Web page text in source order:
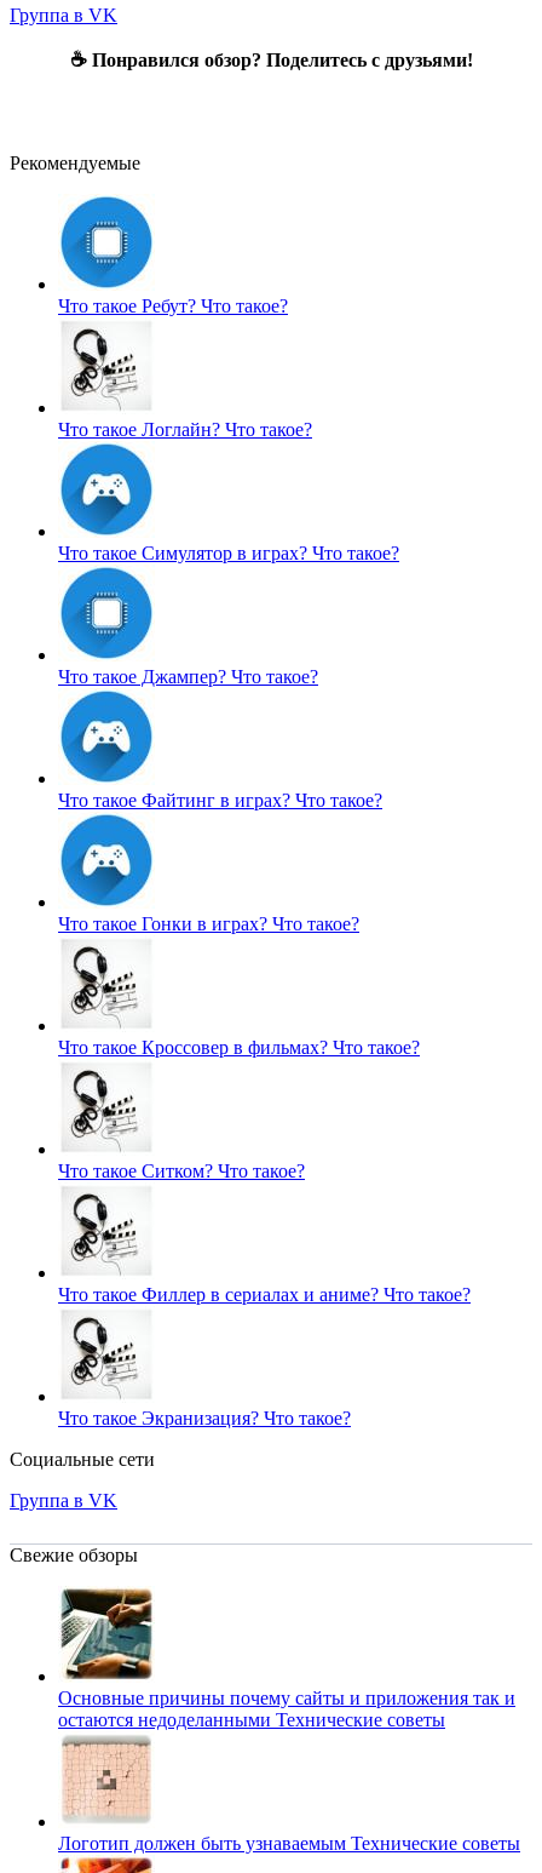
Группа в VK
☕ Понравился обзор? Поделитесь с друзьями!
Рекомендуемые
Что такое Ребут? Что такое?
Что такое Логлайн? Что такое?
Что такое Симулятор в играх? Что такое?
Что такое Джампер? Что такое?
Что такое Файтинг в играх? Что такое?
Что такое Гонки в играх? Что такое?
Что такое Кроссовер в фильмах? Что такое?
Что такое Ситком? Что такое?
Что такое Филлер в сериалах и аниме? Что такое?
Что такое Экранизация? Что такое?
Социальные сети
Группа в VK
Свежие обзоры
Основные причины почему сайты и приложения так и
остаются недоделанными Технические советы
Логотип должен быть узнаваемым Технические советы